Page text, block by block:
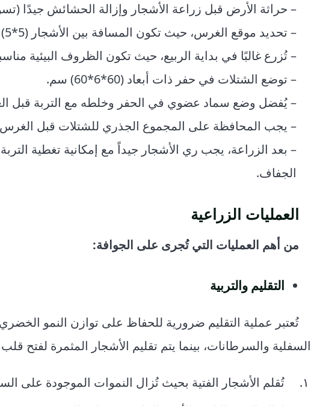
– حراثة الأرض قبل زراعة الأشجار وإزالة الحشائش جيدًا
– تحديد موقع الغرس، حيث تكون المسافة بين الأشجار (5*5) م.
– تُزرع غالبًا في بداية الربيع، حيث تكون الظروف البيئية
– توضع الشتلات في حفر ذات أبعاد (60*6*60) سم.
– يُفضل وضع سماد عضوي في الحفر وخلطه مع التربة قبل
– يجب المحافظة على المجموع الجذري للشتلات قبل
– بعد الزراعة، يجب ري الأشجار جيداً مع إمكانية تغطية
الجفاف.
العمليات الزراعية
من أهم العمليات التي تُجرى على الجوافة:
التقليم والتربية
تُعتبر عملية التقليم ضرورية للحفاظ على توازن النمو
السفلية والسرطانات، بينما يتم تقليم الأشجار المثمرة لفتح قلب
تُقلم الأشجار الفتية بحيث تُزال النموات الموجودة على الساق حتى ارتفاع 60 سم من سطح